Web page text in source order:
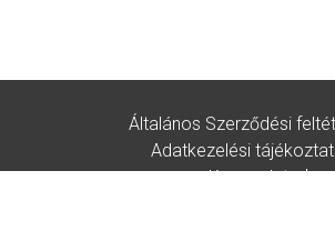
Általános Szerződési
Adatkezelési
Kapcsolat